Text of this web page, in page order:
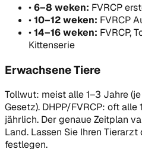
•6–8 weken: FVRCP
•10–12 weken: FVRCP
•14–16 weken: FVRCP,
Kittenserie
Erwachsene Tiere
Tollwut: meist alle 1–3 Jahre
Gesetz). DHPP/FVRCP: oft
jährlich. Der genaue Zeitplan
Land. Lassen Sie Ihren
festlegen.